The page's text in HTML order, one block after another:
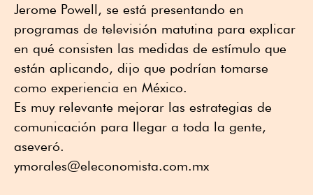
Jerome Powell, se está presentando en
programas de televisión matutina para explicar
en qué consisten las medidas de estímulo que
están aplicando, dijo que podrían tomarse
como experiencia en México.
Es muy relevante mejorar las estrategias de
comunicación para llegar a toda la gente,
aseveró.
ymorales@eleconomista.com.mx